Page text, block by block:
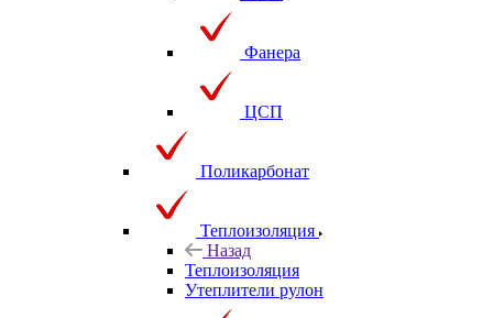
Фанера
ЦСП
Поликарбонат
Теплоизоляция
Назад
Теплоизоляция
Утеплители рулон